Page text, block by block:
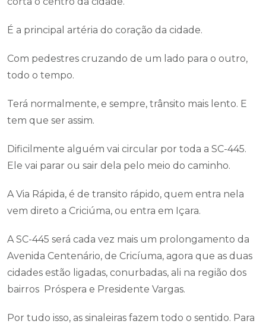
É a principal artéria do coração da cidade.
Com pedestres cruzando de um lado para o outro,
todo o tempo.
Terá normalmente, e sempre, trânsito mais lento. E
tem que ser assim.
Dificilmente alguém vai circular por toda a SC-445.
Ele vai parar ou sair dela pelo meio do caminho.
A Via Rápida, é de transito rápido, quem entra nela
vem direto a Criciúma, ou entra em Içara.
A SC-445 será cada vez mais um prolongamento da
Avenida Centenário, de Cricíuma, agora que as duas
cidades estão ligadas, conurbadas, ali na região dos
bairros Próspera e Presidente Vargas.
Por tudo isso, as sinaleiras fazem todo o sentido. Para